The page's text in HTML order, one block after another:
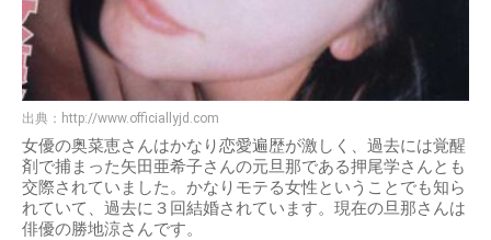
出典： http://www.officiallyjd.com
女優の奥菜恵さんはかなり恋愛遍歴が激しく、過去には覚醒
剤で捕まった矢田亜希子さんの元旦那である押尾学さんとも
交際されていました。かなりモテる女性ということでも知ら
れていて、過去に３回結婚されています。現在の旦那さんは
俳優の勝地涼さんです。